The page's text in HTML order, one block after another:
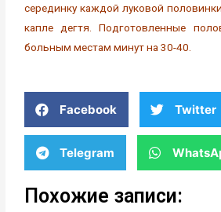
серединку каждой луковой
капле дегтя. Подготовленные
больным местам минут на 30-40.
Facebook Twitter
Telegram
Похожие записи: